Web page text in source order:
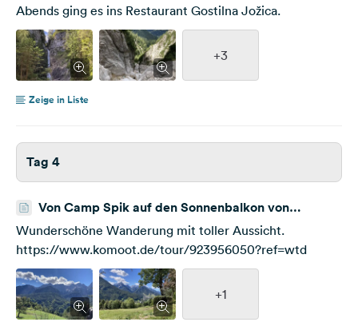
Abends ging es ins Restaurant Gostilna Jožica.
+3
Zeige in Liste
Tag 4
Von Camp Spik auf den Sonnenbalkon von
Kranjska Gora
Wunderschöne Wanderung mit toller Aussicht.
https://www.komoot.de/tour/923956050?ref=wtd
+1